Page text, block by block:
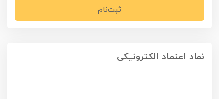
ثبت‌نام
نماد اعتماد الکترونیکی